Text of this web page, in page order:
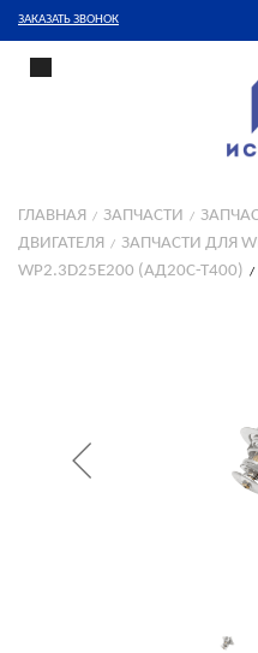
ЗАКАЗАТЬ ЗВОНОК
ГЛАВНАЯ ЗАПЧАСТИ
ДВИГАТЕЛЯ
ЗАПЧАСТИ ДЛЯ
WP2.3D25E200 (АД20С-Т400)